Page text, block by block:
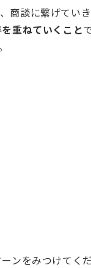
商談に繋げてい
重ねていくこと
ンをみつけてく